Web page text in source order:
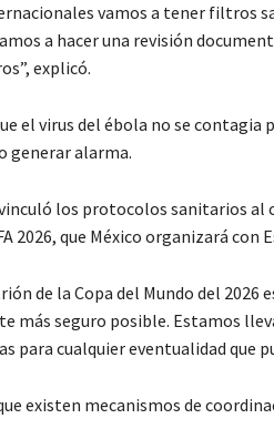
vamos a tener filtros
a hacer una revisión
explicó.
el virus del ébola no se
generar alarma.
los protocolos sanitarios al
2026, que México organizará con
de la Copa del Mundo del 2026
más seguro posible. Estamos
para cualquier eventualidad que
existen mecanismos de